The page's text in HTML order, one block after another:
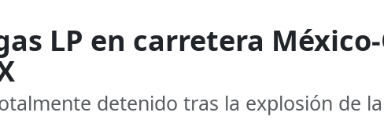
LP en carretera
detenido tras la explosión de